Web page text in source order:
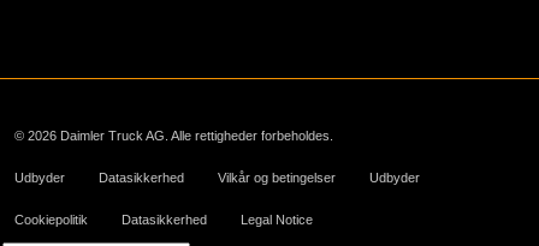
© 2026 Daimler Truck AG. Alle rettigheder forbeholdes.
Udbyder Datasikkerhed Vilkår og betingelser Udbyder
Cookiepolitik Datasikkerhed Legal Notice